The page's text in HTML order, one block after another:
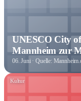
UNESCO City of
Mannheim zur
06. Juni· Quelle:
Kultur